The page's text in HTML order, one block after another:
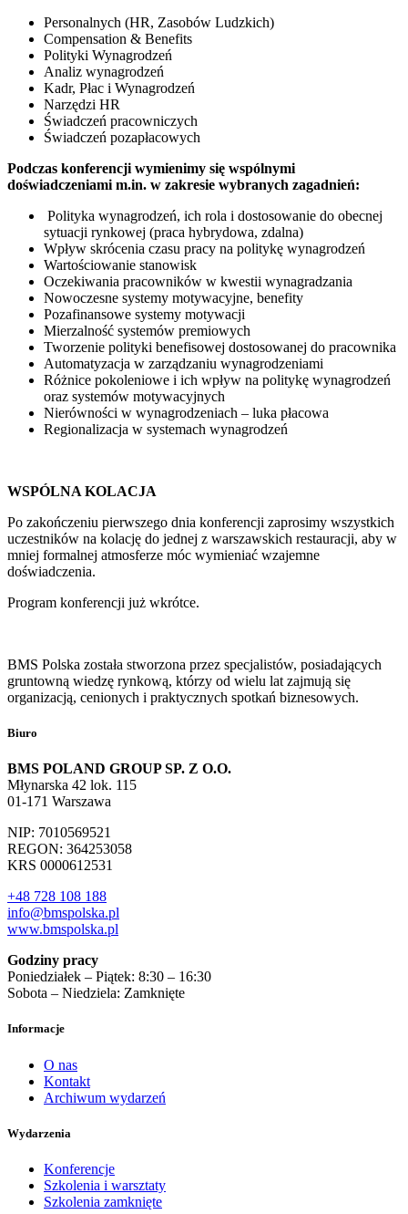
Personalnych (HR, Zasobów Ludzkich)
Compensation & Benefits
Polityki Wynagrodzeń
Analiz wynagrodzeń
Kadr, Płac i Wynagrodzeń
Narzędzi HR
Świadczeń pracowniczych
Świadczeń pozapłacowych
Podczas konferencji wymienimy się wspólnymi
doświadczeniami m.in. w zakresie wybranych zagadnień:
Polityka wynagrodzeń, ich rola i dostosowanie do obecnej
sytuacji rynkowej (praca hybrydowa, zdalna)
Wpływ skrócenia czasu pracy na politykę wynagrodzeń
Wartościowanie stanowisk
Oczekiwania pracowników w kwestii wynagradzania
Nowoczesne systemy motywacyjne, benefity
Pozafinansowe systemy motywacji
Mierzalność systemów premiowych
Tworzenie polityki benefisowej dostosowanej do pracownika
Automatyzacja w zarządzaniu wynagrodzeniami
Różnice pokoleniowe i ich wpływ na politykę wynagrodzeń
oraz systemów motywacyjnych
Nierówności w wynagrodzeniach – luka płacowa
Regionalizacja w systemach wynagrodzeń
WSPÓLNA KOLACJA
Po zakończeniu pierwszego dnia konferencji zaprosimy wszystkich
uczestników na kolację do jednej z warszawskich restauracji, aby w
mniej formalnej atmosferze móc wymieniać wzajemne
doświadczenia.
Program konferencji już wkrótce.
BMS Polska została stworzona przez specjalistów, posiadających
gruntowną wiedzę rynkową, którzy od wielu lat zajmują się
organizacją, cenionych i praktycznych spotkań biznesowych.
Biuro
BMS POLAND GROUP SP. Z O.O.
Młynarska 42 lok. 115
01-171 Warszawa
NIP: 7010569521
REGON: 364253058
KRS 0000612531
+48 728 108 188
info@bmspolska.pl
www.bmspolska.pl
Godziny pracy
Poniedziałek – Piątek: 8:30 – 16:30
Sobota – Niedziela: Zamknięte
Informacje
O nas
Kontakt
Archiwum wydarzeń
Wydarzenia
Konferencje
Szkolenia i warsztaty
Szkolenia zamknięte